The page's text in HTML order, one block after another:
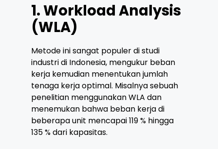
1. Workload Analysis
(WLA)
Metode ini sangat populer di studi
industri di Indonesia, mengukur beban
kerja kemudian menentukan jumlah
tenaga kerja optimal. Misalnya sebuah
penelitian menggunakan WLA dan
menemukan bahwa beban kerja di
beberapa unit mencapai 119 % hingga
135 % dari kapasitas.